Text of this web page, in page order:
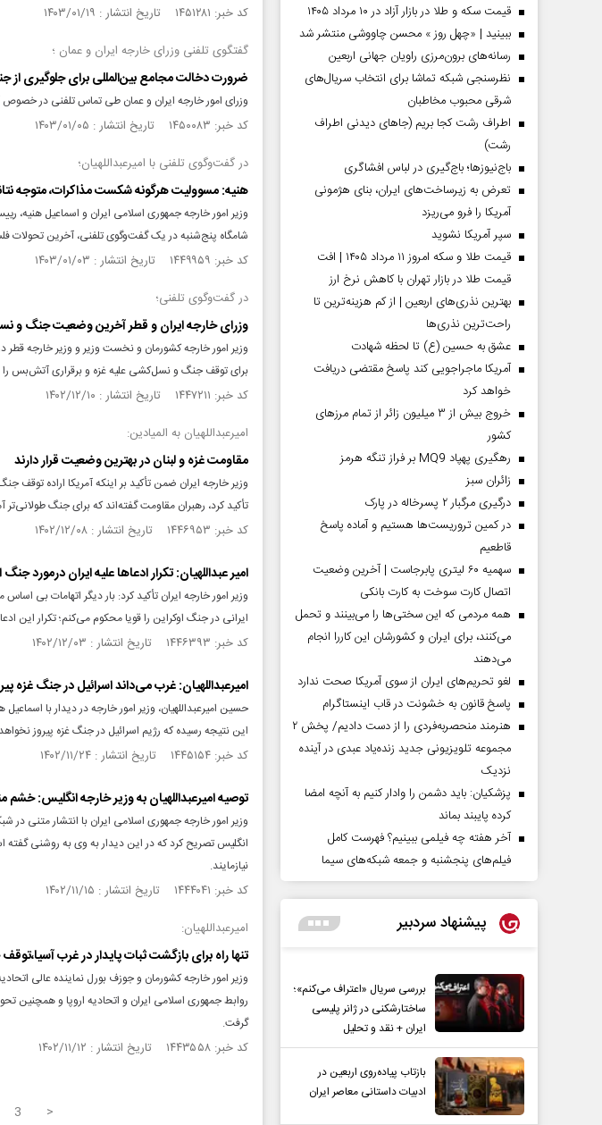
کد خبر: ۱۴۵۱۲۸۱ تاریخ انتشار : ۱۴۰۳/۰۱/۱۹
گفتگوی تلفنی وزرای خارجه ایران و عمان ؛
ضرورت دخالت مجامع بین‌المللی برای جلوگیری از
وزرای امور خارجه ایران و عمان طی تماس تلفنی در خصوص
کد خبر: ۱۴۵۰۰۸۳ تاریخ انتشار : ۱۴۰۳/۰۱/۰۵
در گفت‌وگوی تلفنی با امیرعبداللهیان؛
هنیه: مسوولیت هرگونه شکست مذاکرات، متوجه
وزیر امور خارجه جمهوری اسلامی ایران و اسماعیل
شامگاه پنج‌شنبه در یک گفت‌وگوی تلفنی، آخرین تحولات
کد خبر: ۱۴۴۹۹۵۹ تاریخ انتشار : ۱۴۰۳/۰۱/۰۳
در گفت‌وگوی تلفنی؛
وزرای خارجه ایران و قطر آخرین وضعیت جنگ و
وزیر امور خارجه کشورمان و نخست وزیر و وزیر خارجه
برای توقف جنگ و نسل‌کشی علیه غزه و برقراری آتش‌بس را
کد خبر: ۱۴۴۷۲۱۱ تاریخ انتشار : ۱۴۰۲/۱۲/۱۰
امیرعبداللهیان به المیادین:
مقاومت غزه و لبنان در بهترین وضعیت قرار دارند
وزیر خارجه ایران ضمن تأکید بر اینکه آمریکا اراده توقف
تأکید کرد، رهبران مقاومت گفته‌اند که برای جنگ طولانی‌تر
کد خبر: ۱۴۴۶۹۵۳ تاریخ انتشار : ۱۴۰۲/۱۲/۰۸
امیر عبداللهیان: تکرار ادعاها علیه ایران درمورد
وزیر امور خارجه ایران تأکید کرد: بار دیگر اتهامات بی
ایرانی در جنگ اوکراین را قویا محکوم می‌کنم؛ تکرار
کد خبر: ۱۴۴۶۳۹۳ تاریخ انتشار : ۱۴۰۲/۱۲/۰۳
امیرعبداللهیان: غرب می‌داند اسرائیل در جنگ غزه
حسین امیرعبداللهیان، وزیر امور خارجه در دیدار با
این نتیجه رسیده که رژیم اسرائیل در جنگ غزه پیروز
کد خبر: ۱۴۴۵۱۵۴ تاریخ انتشار : ۱۴۰۲/۱۱/۲۴
توصیه امیرعبداللهیان به وزیر خارجه انگلیس: خشم
وزیر امور خارجه جمهوری اسلامی ایران با انتشار متنی
انگلیس تصریح کرد که در این دیدار به وی به روشنی
نیازمایند.
کد خبر: ۱۴۴۴۰۴۱ تاریخ انتشار : ۱۴۰۲/۱۱/۱۵
امیرعبداللهیان:
تنها راه برای بازگشت ثبات پایدار در غرب
وزیر امور خارجه کشورمان و جوزف بورل نماینده عالی
روابط جمهوری اسلامی ایران و اتحادیه اروپا و همچنین
گرفت.
کد خبر: ۱۴۴۳۵۵۸ تاریخ انتشار : ۱۴۰۲/۱۱/۱۲
3 >
قیمت سکه و طلا در بازار آزاد در ۱۰ مرداد ۱۴۰۵
ببینید | «چهل روز » محسن چاووشی منتشر شد
رسانه‌های برون‌مرزی راویان جهانی اربعین
نظرسنجی شبکه تماشا برای انتخاب سریال‌های
شرقی محبوب مخاطبان
اطراف رشت کجا بریم (جاهای دیدنی اطراف
رشت)
باج‌نیوزها؛ باج‌گیری در لباس افشاگری
تعرض به زیرساخت‌های ایران، بنای هژمونی
آمریکا را فرو می‌ریزد
سپر آمریکا نشوید
قیمت طلا و سکه امروز ۱۱ مرداد ۱۴۰۵ | افت
قیمت طلا در بازار تهران با کاهش نرخ ارز
بهترین نذری‌های اربعین | از کم هزینه‌ترین تا
راحت‌ترین نذری‌ها
عشق به حسین (ع) تا لحظه شهادت
آمریکا ماجراجویی کند پاسخ مقتضی دریافت
خواهد کرد
خروج بیش از ۳ میلیون زائر از تمام مرز‌های
کشور
رهگیری پهپاد MQ9 بر فراز تنگه هرمز
‌زائران سبز
درگیری مرگبار ۲ پسرخاله در پارک
در کمین تروریست‌ها هستیم و آماده پاسخ
قاطعیم
سهمیه ۶۰ لیتری پابرجاست | آخرین وضعیت
اتصال کارت سوخت به کارت بانکی
همه مردمی که این سختی‌ها را می‌بینند و تحمل
می‌کنند، برای ایران و کشورشان این کاررا انجام
می‌دهند
لغو تحریم‌های ایران از سوی آمریکا صحت ندارد
پاسخ قانون به خشونت در قاب اینستاگرام
هنرمند منحصر‌به‌فردی را از دست دادیم/ پخش ۲
مجموعه تلویزیونی جدید زنده‌یاد عبدی در آینده
نزدیک
پزشکیان: باید دشمن را وادار کنیم به آنچه امضا
کرده پایبند بماند
آخر هفته چه فیلمی ببینیم؟ فهرست کامل
فیلم‌های پنجشنبه و جمعه شبکه‌های سیما
پیشنهاد سردبیر
بررسی سریال «اعتراف می‌کنم»؛
ساختارشکنی در ژانر پلیسی
ایران + نقد و تحلیل
بازتاب پیاده‌روی اربعین در
ادبیات داستانی معاصر ایران